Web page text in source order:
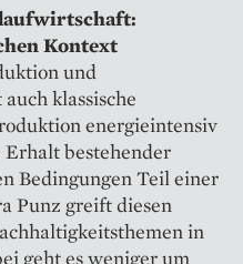
Kontext
und
klassische
energieintensiv
bestehender
Bedingungen Teil einer
Punz greift diesen
in
geht es weniger um